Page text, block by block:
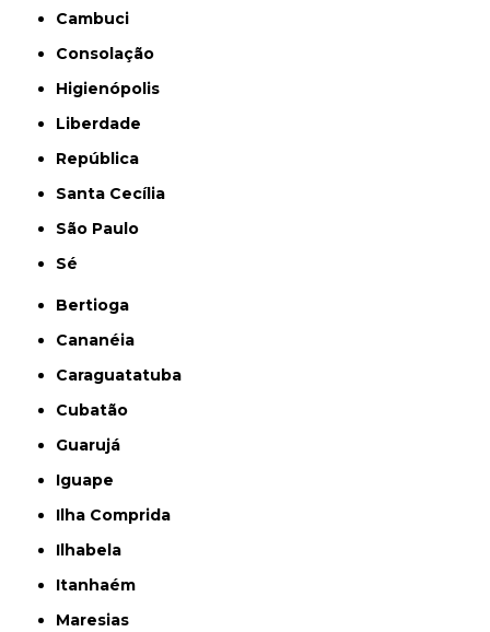
Cambuci
Consolação
Higienópolis
Liberdade
República
Santa Cecília
São Paulo
Sé
Bertioga
Cananéia
Caraguatatuba
Cubatão
Guarujá
Iguape
Ilha Comprida
Ilhabela
Itanhaém
Maresias